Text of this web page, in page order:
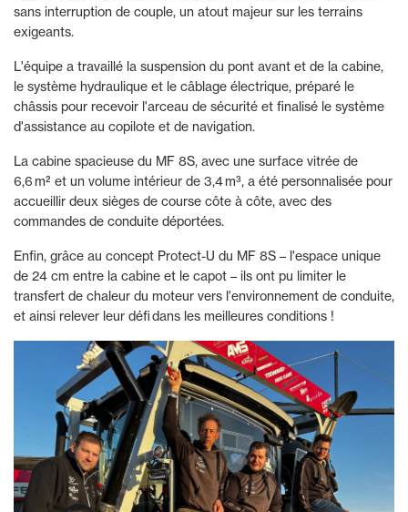
sans interruption de couple, un atout majeur sur les terrains
exigeants.
L'équipe a travaillé la suspension du pont avant et de la cabine,
le système hydraulique et le câblage électrique, préparé le
châssis pour recevoir l'arceau de sécurité et finalisé le système
d'assistance au copilote et de navigation.
La cabine spacieuse du MF 8S, avec une surface vitrée de
6,6 m² et un volume intérieur de 3,4 m³, a été personnalisée pour
accueillir deux sièges de course côte à côte, avec des
commandes de conduite déportées.
Enfin, grâce au concept Protect-U du MF 8S – l'espace unique
de 24 cm entre la cabine et le capot – ils ont pu limiter le
transfert de chaleur du moteur vers l'environnement de conduite,
et ainsi relever leur défi dans les meilleures conditions !